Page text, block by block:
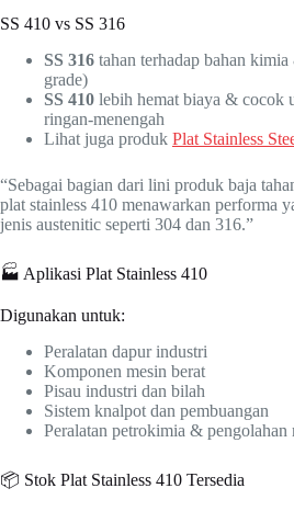
SS 410 vs SS 316
SS 316 tahan terhadap bahan
grade)
SS 410 lebih hemat biaya & cocok
ringan-menengah
Lihat juga produk Plat Stainless
“Sebagai bagian dari lini produk baja
plat stainless 410 menawarkan performa
jenis austenitic seperti 304 dan 316.”
🏭 Aplikasi Plat Stainless 410
Digunakan untuk:
Peralatan dapur industri
Komponen mesin berat
Pisau industri dan bilah
Sistem knalpot dan pembuangan
Peralatan petrokimia & pengolahan
📦 Stok Plat Stainless 410 Tersedia